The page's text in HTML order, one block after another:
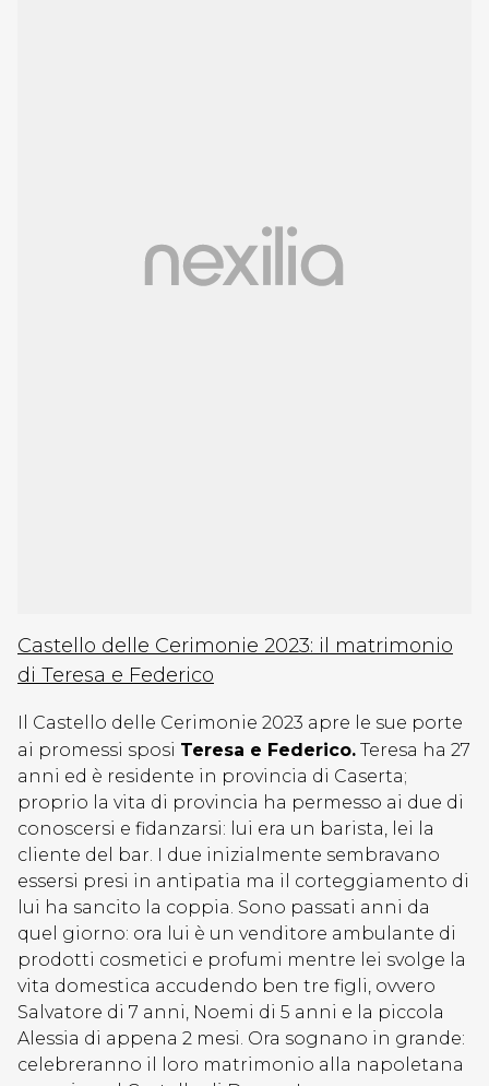
Castello delle Cerimonie 2023: il matrimonio
di Teresa e Federico
Il Castello delle Cerimonie 2023 apre le sue porte
ai promessi sposi Teresa e Federico. Teresa ha 27
anni ed è residente in provincia di Caserta;
proprio la vita di provincia ha permesso ai due di
conoscersi e fidanzarsi: lui era un barista, lei la
cliente del bar. I due inizialmente sembravano
essersi presi in antipatia ma il corteggiamento di
lui ha sancito la coppia. Sono passati anni da
quel giorno: ora lui è un venditore ambulante di
prodotti cosmetici e profumi mentre lei svolge la
vita domestica accudendo ben tre figli, ovvero
Salvatore di 7 anni, Noemi di 5 anni e la piccola
Alessia di appena 2 mesi. Ora sognano in grande:
celebreranno il loro matrimonio alla napoletana